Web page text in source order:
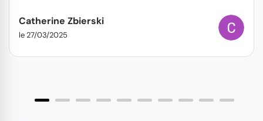
Catherine Zbierski
le 27/03/2025